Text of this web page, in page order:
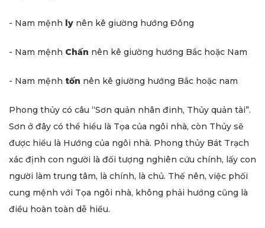
- Nam mệnh ly nên kê giường hướng Đông
- Nam mệnh Chấn nên kê giường hướng Bắc hoặc Nam
- Nam mệnh tốn nên kê giường hướng Bắc hoặc nam
Phong thủy có câu “Sơn quản nhân đinh, Thủy quản tài”.
Sơn ở đây có thể hiểu là Tọa của ngôi nhà, còn Thủy sẽ
được hiểu là Hướng của ngôi nhà. Phong thủy Bát Trạch
xác định con người là đối tượng nghiên cứu chính, lấy con
người làm trung tâm, là chính, là chủ. Thế nên, việc phối
cung mệnh với Tọa ngôi nhà, không phải hướng cũng là
điều hoàn toàn dễ hiểu.